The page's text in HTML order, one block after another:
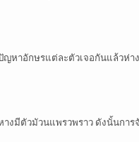
าอักษรแต่ละตัวเจอกันแล้วห่
งมีตัวมัวนแพรวพราว ดังนั้นก